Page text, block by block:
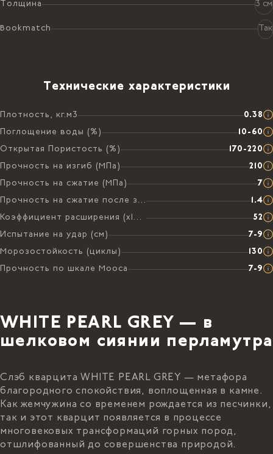
Толщина 3 см
Bookmatch Так
Технические характеристики
Плотность, кг.м3
0.38
Поглощение воды (%)
10-60
Открытая Пористость (%)
170-220
Прочность на изгиб (МПа)
210
Прочность на сжатие (МПа)
7
Прочность на сжатие после замораживания (МПа)
1.4
Коэффициент расширения (х106 на °C)
52
Испытание на удар (см)
7-9
Морозостойкость (циклы)
130
Прочность по шкале Мооса
7-9
WHITE PEARL GREY — в
шелковом сиянии перламутра
Слэб кварцита WHITE PEARL GREY — метафора
благородного спокойствия, воплощенная в камне.
Как жемчужина со временем рождается из песчинки,
так и этот кварцит появляется в процессе
многовековых трансформаций горных пород,
отшлифованный до совершенства природой.